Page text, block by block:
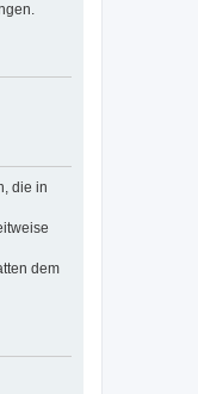
die in
dem